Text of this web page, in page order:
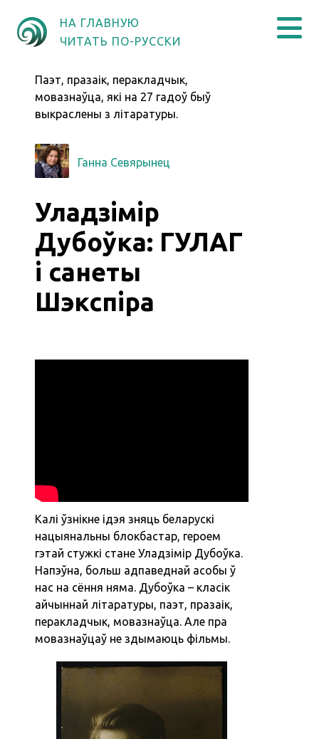
НА ГЛАВНУЮ
ЧИТАТЬ ПО-РУССКИ
Паэт, празаік, перакладчык,
мовазнаўца, які на 27 гадоў быў
выкраслены з літаратуры.
Ганна Севярынец
Уладзімір
Дубоўка: ГУЛАГ
і санеты
Шэкспіра
Калі ўзнікне ідэя зняць беларускі
нацыянальны блокбастар, героем
гэтай стужкі стане Уладзімір Дубоўка.
Напэўна, больш адпаведнай асобы ў
нас на сёння няма. Дубоўка – класік
айчыннай літаратуры, паэт, празаік,
перакладчык, мовазнаўца. Але пра
мовазнаўцаў не здымаюць фільмы.